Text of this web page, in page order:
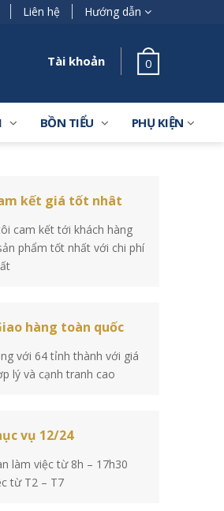
Liên hệ Hướng dẫn
Tài khoản 0
BỒN TIỂU PHỤ KIỆN
kết giá tốt nhât
cam kết tới khách hàng
phẩm tốt nhất với chi phí
hàng toàn quốc
với 64 tỉnh thành với giá
lý và cạnh tranh cao
vụ 12/24
làm việc từ 8h – 17h30
từ T2 – T7